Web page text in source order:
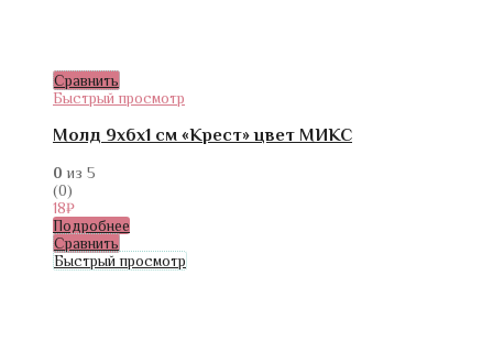
Сравнить
Быстрый просмотр
Молд 9х6х1 см «Крест» цвет МИКС
0 из 5
(0)
18₽
Подробнее
Сравнить
Быстрый просмотр